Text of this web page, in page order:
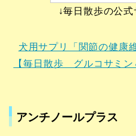
↓毎日散歩の公
犬用サプリ「関節の健康
【毎日散歩 グルコサミン
アンチノールプラス